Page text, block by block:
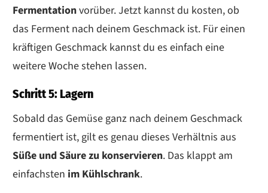
Fermentationvorüber. Jetzt kannst du kosten, ob
das Ferment nach deinem Geschmack ist. Für einen
kräftigen Geschmack kannst du es einfach eine
weitere Woche stehen lassen.
Schritt 5: Lagern
Sobald das Gemüse ganz nach deinem Geschmack
fermentiert ist, gilt es genau dieses Verhältnis aus
Süße und Säure zu konservieren. Das klappt am
einfachsten im Kühlschrank.